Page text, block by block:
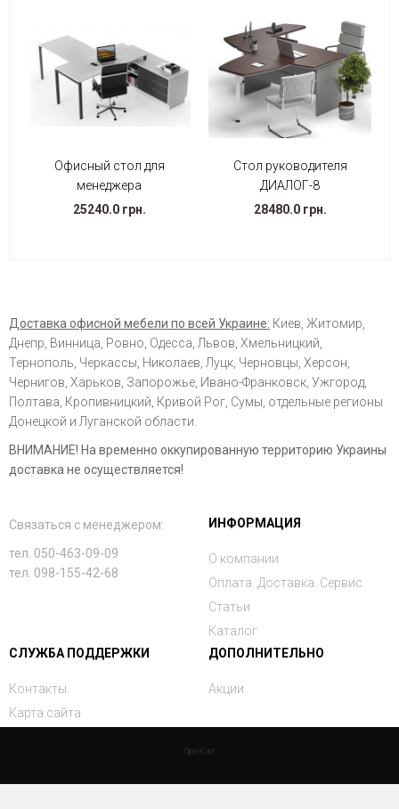
Офисный стол для
менеджера
25240.0 грн.
Стол руководителя
ДИАЛОГ-8
28480.0 грн.
Доставка офисной мебели по всей Украине: Киев, Житомир,
Днепр, Винница, Ровно, Одесса, Львов, Хмельницкий,
Тернополь, Черкассы, Николаев, Луцк, Черновцы, Херсон,
Чернигов, Харьков, Запорожье, Ивано-Франковск, Ужгород,
Полтава, Кропивницкий, Кривой Рог, Сумы, отдельные регионы
Донецкой и Луганской области.
ВНИМАНИЕ! На временно оккупированную территорию Украины
доставка не осуществляется!
Связаться с менеджером:
тел. 050-463-09-09
тел. 098-155-42-68
ИНФОРМАЦИЯ
О компании
Оплата. Доставка. Сервис
Статьи
Каталог
СЛУЖБА ПОДДЕРЖКИ
Контакты
Карта сайта
ДОПОЛНИТЕЛЬНО
Акции
OpenCart